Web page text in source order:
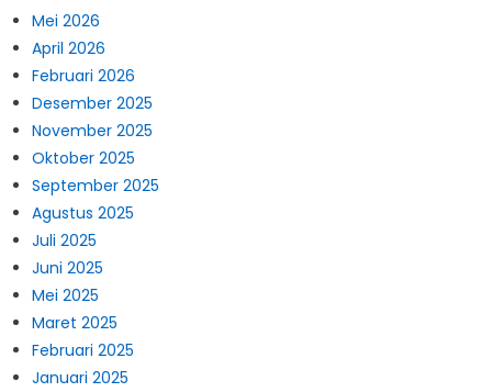
Mei 2026
April 2026
Februari 2026
Desember 2025
November 2025
Oktober 2025
September 2025
Agustus 2025
Juli 2025
Juni 2025
Mei 2025
Maret 2025
Februari 2025
Januari 2025